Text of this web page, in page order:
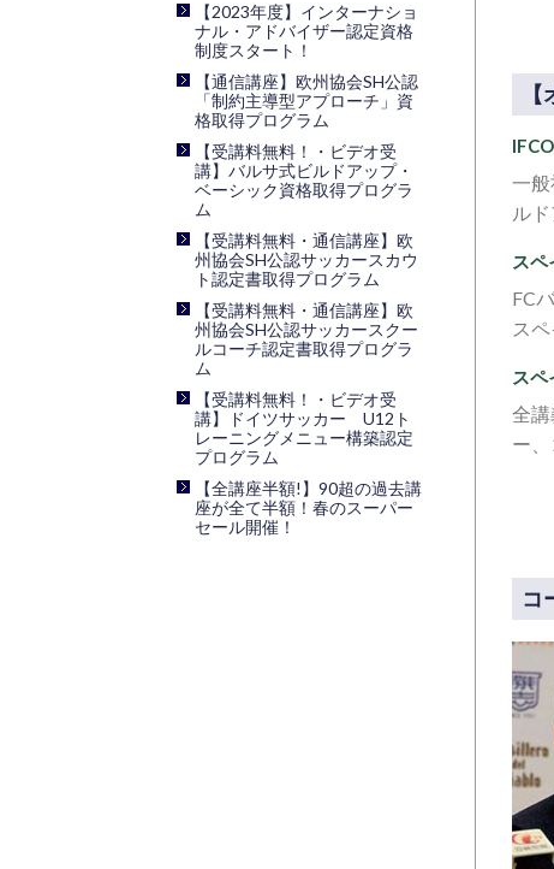
【2023年度】インターナショ
ナル・アドバイザー認定資格
制度スタート！
【通信講座】欧州協会SH公認
「制約主導型アプローチ」資
格取得プログラム
【受講料無料！・ビデオ受
講】バルサ式ビルドアップ・
ベーシック資格取得プログラ
ム
【受講料無料・通信講座】欧
州協会SH公認サッカースカウ
ト認定書取得プログラム
【受講料無料・通信講座】欧
州協会SH公認サッカースクー
ルコーチ認定書取得プログラ
ム
【受講料無料！・ビデオ受
講】ドイツサッカー U12ト
レーニングメニュー構築認定
プログラム
【全講座半額!】90超の過去講
座が全て半額！春のスーパー
セール開催！
一
ル
ス
FC
ス
ス
全
ー
コ